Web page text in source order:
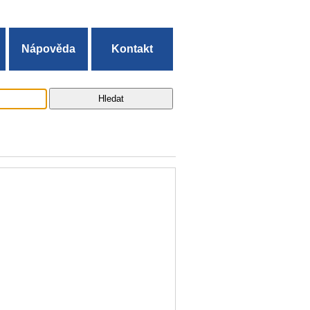
Nápověda Kontakt